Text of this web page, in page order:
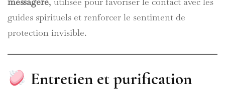
guides spirituels et renforcer le sentiment de
protection invisible.
Entretien et purification